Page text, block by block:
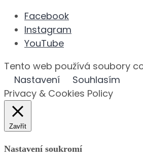
Facebook
Instagram
YouTube
Tento web používá soubory
Nastavení
Souhlasím
Privacy & Cookies Policy
Zavřít
Nastavení soukromí